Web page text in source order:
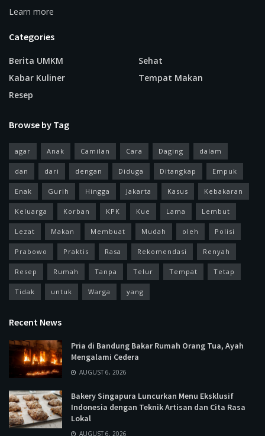
Learn more
Categories
Berita UMKM
Kabar Kuliner
Resep
Sehat
Tempat Makan
Browse by Tag
agar Anak Camilan Cara Daging dalam
dan dari dengan Diduga Ditangkap Empuk
Enak Gurih Hingga Jakarta Kasus Kebakaran
Keluarga Korban KPK Kue Lama Lembut
Lezat Makan Membuat Mudah oleh Polisi
Prabowo Praktis Rasa Rekomendasi Renyah
Resep Rumah Tanpa Telur Tempat Tetap
Tidak untuk Warga yang
Recent News
Pria di Bandung Bakar Rumah Orang Tua, Ayah
Mengalami Cedera
AUGUST 6, 2026
Bakery Singapura Luncurkan Menu Eksklusif
Indonesia dengan Teknik Artisan dan Cita Rasa
Lokal
AUGUST 6, 2026